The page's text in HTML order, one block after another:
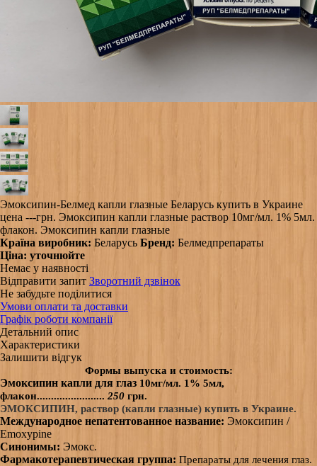
Эмоксипин-Белмед капли глазные Беларусь купить в Украине
цена ---грн. Эмоксипин капли глазные раствор 10мг/мл. 1% 5мл.
флакон. Эмоксипин капли глазные
Країна виробник: Беларусь Бренд: Белмедпрепараты
Ціна: уточнюйте
Немає у наявності
Відправити запит Зворотний дзвінок
Не забудьте поділитися
Умови оплати та доставки
Графік роботи компанії
Детальний опис
Характеристики
Залишити відгук
Формы выпуска и стоимость:
Эмоксипин капли для глаз 10мг/мл. 1% 5мл,
флакон........................ 250 грн.
ЭМОКСИПИН, раствор (капли глазные) купить в Украине.
Международное непатентованное название: Эмоксипин /
Emoxypine
Синонимы: Эмокс.
Фармакотерапевтическая группа: Препараты для лечения глаз.